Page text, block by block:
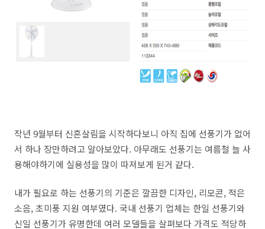
작년 9월부터 신혼살림을 시작하다보니 아직 집에 선풍기가 없어
서 하나 장만하려고 알아보았다. 아무래도 선풍기는 여름철 늘 사
용해야하기에 실용성을 많이 따져보게 된거 같다.
내가 필요로 하는 선풍기의 기준은 깔끔한 디자인, 리모콘, 적은
소음, 초미풍 지원 여부였다. 국내 선풍기 업체는 한일 선풍기와
신일 선풍기가 유명한데 여러 모델들을 살펴보다 가격도 적당하